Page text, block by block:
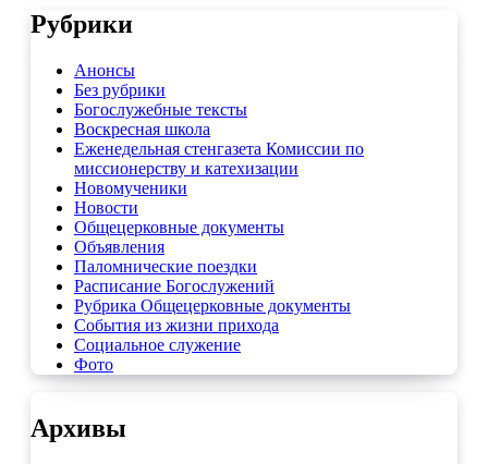
Рубрики
Анонсы
Без рубрики
Богослужебные тексты
Воскресная школа
Еженедельная стенгазета Комиссии по
миссионерству и катехизации
Новомученики
Новости
Общецерковные документы
Объявления
Паломнические поездки
Расписание Богослужений
Рубрика Общецерковные документы
События из жизни прихода
Социальное служение
Фото
Архивы